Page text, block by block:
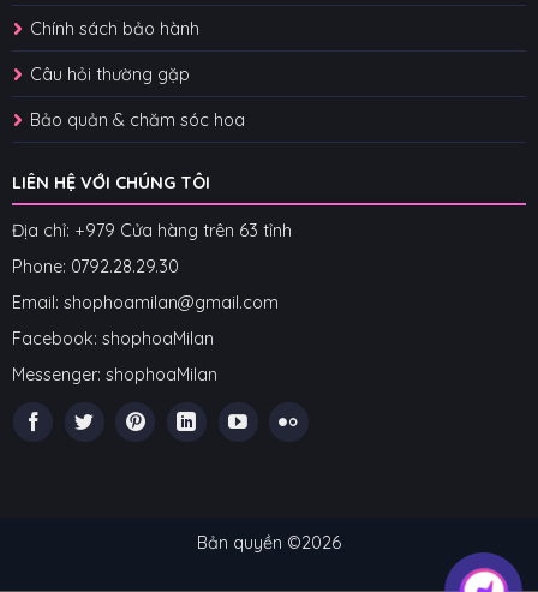
Chính sách bảo hành
Câu hỏi thường gặp
Bảo quản & chăm sóc hoa
LIÊN HỆ VỚI CHÚNG TÔI
Địa chỉ: +979 Cửa hàng trên 63 tỉnh
Phone: 0792.28.29.30
Email: shophoamilan@gmail.com
Facebook: shophoaMilan
Messenger: shophoaMilan
Bản quyền ©2026